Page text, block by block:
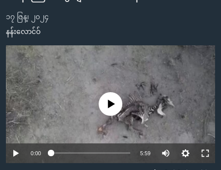
သို့
ကျော်
ကြည့်
ပင်မ
အ
ညွန်း
စာမျက်နှာ
သို့
ကျော်
ကြည့်
အစ္စရေး-ပါလက်စတိုင်း
ရပ်ဝန်းတခု လမ်းတခု အလွန်
အင်္ဂလိပ်စာလေ့လာမယ်
မကြေးမုံရဲ့ အင်္ဂလိပ်စာ
ရုပ်ရှင်ထဲက အင်္ဂလိပ်စာ
သုတပဒေသာ အင်္ဂလိပ်စာ
ရေဒီယို
တီဗွီ
ရေဒီယိုနှင့်ရုပ်သံ အချက်အလက်များ
ရေဒီယို/တီဗွီအစီအစဉ်
Learning English
ဗွီအိုအေ လူမှုကွန်ယက်များ
၁၇ ဇြန္၊ ၂၀၂၄
နန်းလောင်ဝ်
No media source currently available
0:00 5:59